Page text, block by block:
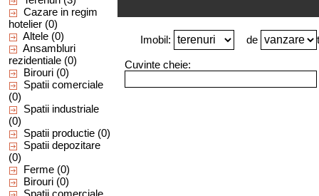
Cazare in regim
hotelier (0)
Altele (0)
Ansambluri
rezidentiale (0)
Birouri (0)
Spatii comerciale
(0)
Spatii industriale
(0)
Spatii productie (0)
Spatii depozitare
(0)
Ferme (0)
Birouri (0)
Spatii comerciale
Imobil: de
Cuvinte cheie: